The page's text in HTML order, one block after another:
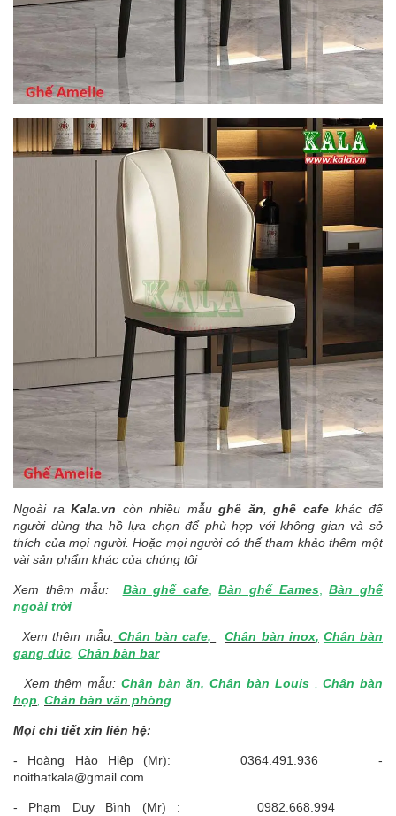
Ngoài raKala.vn còn nhiều mẫughế ăn ,ghế cafekhác để
người dùng tha hồ lựa chọn để phù hợp với không gian và sở
thích của mọi người. Hoặc mọi người có thế tham khảo thêm một
vài sản phẩm khác của chúng tôi
Xem thêm mẫu: Bàn ghế cafe,Bàn ghế Eames,Bàn ghế
ngoài trời
Xem thêm mẫu: Chân bàn cafe, Chân bàn inox, Chân bàn
gang đúc Chân bàn bar
Xem thêm mẫu: Chân bàn ăn,Chân bàn Louis,Chân bàn
họp Chân bàn văn phòng
Mọi chi tiết xin liên hệ:
- Hoàng Hào Hiệp (Mr): 0364.491.936 -
noithatkala@gmail.com
- Phạm Duy Bình (Mr) : 0982.668.994